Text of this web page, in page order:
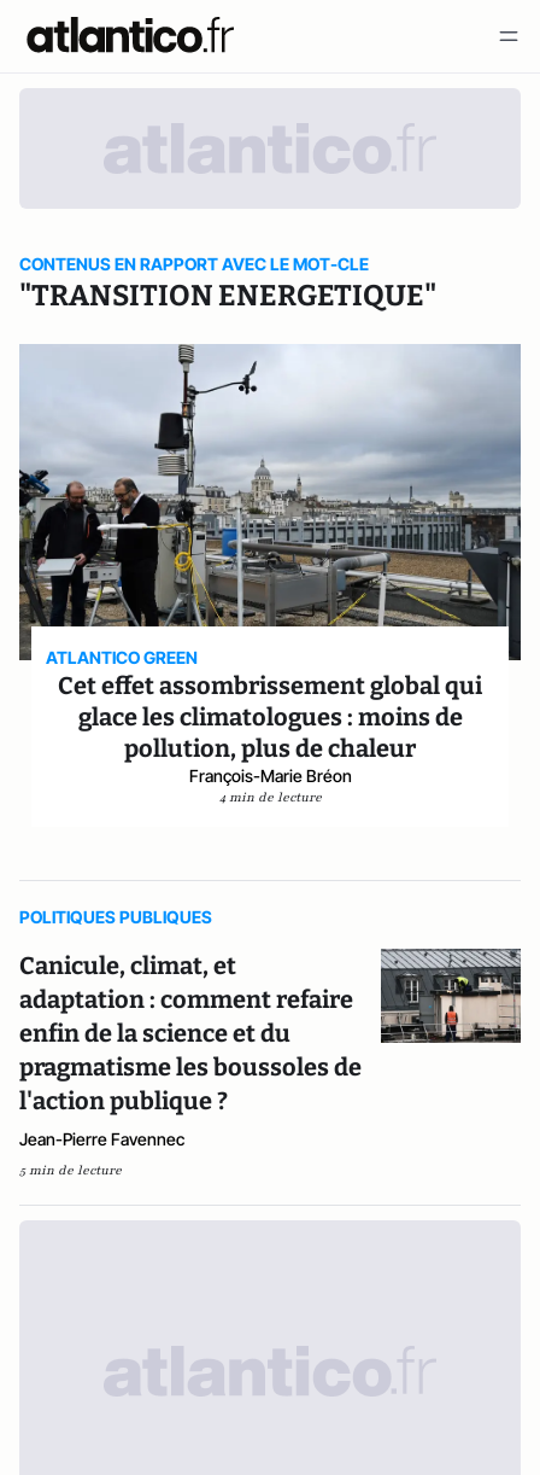
CONTENUS EN RAPPORT AVEC LE MOT-CLE
"TRANSITION ENERGETIQUE"
ATLANTICO GREEN
Cet effet assombrissement global qui
glace les climatologues : moins de
pollution, plus de chaleur
François-Marie Bréon
4 min de lecture
POLITIQUES PUBLIQUES
Canicule, climat, et
adaptation : comment refaire
enfin de la science et du
pragmatisme les boussoles de
l'action publique ?
Jean-Pierre Favennec
5 min de lecture